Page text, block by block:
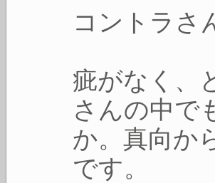
コントラさ
疵がなく、
さんの中で
か。真向か
です。